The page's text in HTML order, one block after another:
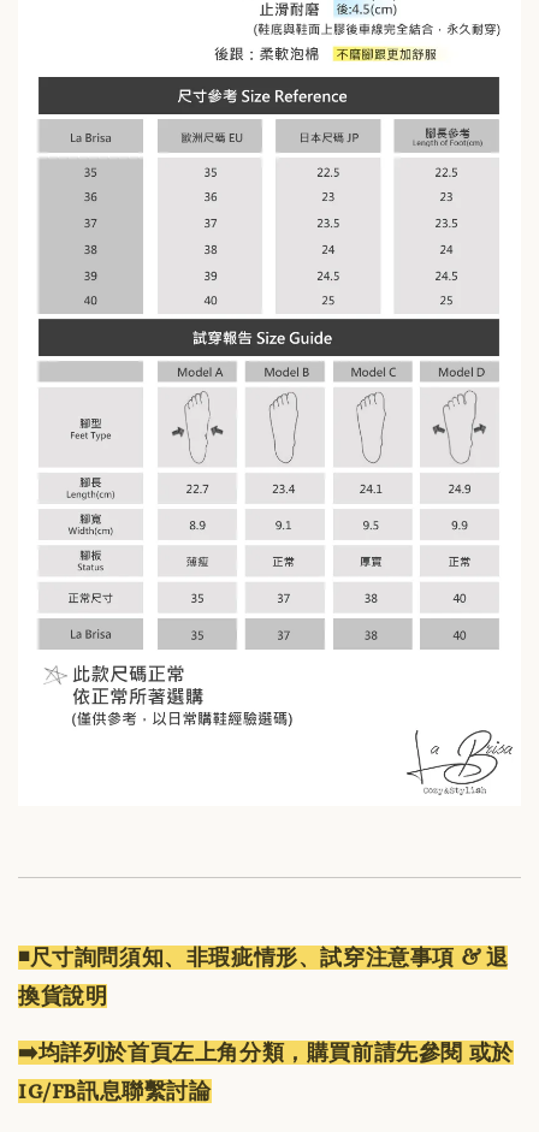
◾️尺寸詢問須知、非瑕疵情形、試穿注意事項 & 退
換貨說明
➡️均詳列於首頁左上角分類，購買前請先參閱 或於
IG/FB訊息聯繫討論